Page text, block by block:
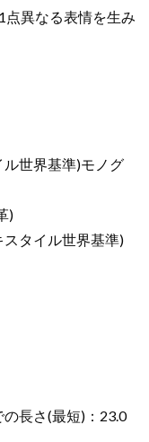
点異なる表情を生み
世界基準)モノグ
)
タイル世界基準)
長さ(最短)：23.0